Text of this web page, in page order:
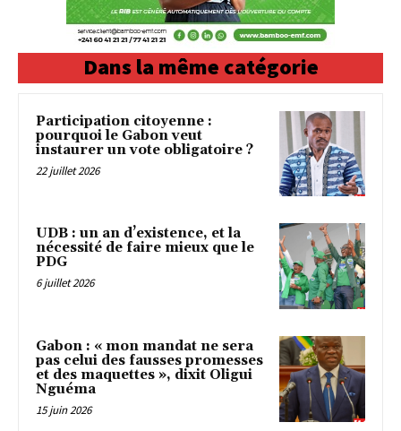
Dans la même catégorie
Participation citoyenne :
pourquoi le Gabon veut
instaurer un vote obligatoire ?
22 juillet 2026
UDB : un an d’existence, et la
nécessité de faire mieux que le
PDG
6 juillet 2026
Gabon : « mon mandat ne sera
pas celui des fausses promesses
et des maquettes », dixit Oligui
Nguéma
15 juin 2026